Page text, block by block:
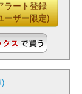
ラート登録
ーザー限定)